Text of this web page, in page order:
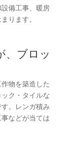
備工事、暖房
ります。
、ブロッ
物を築造した
ク・タイルな
。レンガ積み
などが当ては